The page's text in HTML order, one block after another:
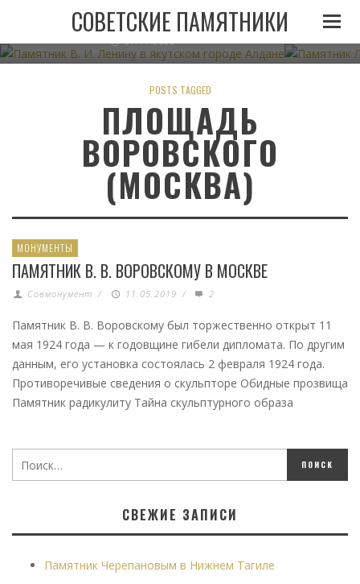
СОВЕТСКИЕ ПАМЯТНИКИ
ПАМЯТНИК В. И. ЛЕНИНУ В ЯКУТСКОМ ГОРОДЕ
АЛДАНЕ
07.11.2022
POSTS TAGGED
ПЛОЩАДЬ
ВОРОВСКОГО
(МОСКВА)
МОНУМЕНТЫ
ПАМЯТНИК В. В. ВОРОВСКОМУ В МОСКВЕ
Совмонумент / 11.05.2019 / 2
Памятник В. В. Воровскому был торжественно открыт 11
мая 1924 года — к годовщине гибели дипломата. По другим
данным, его установка состоялась 2 февраля 1924 года.
Противоречивые сведения о скульпторе Обидные прозвища
Памятник радикулиту Тайна скульптурного образа
СВЕЖИЕ ЗАПИСИ
Памятник Черепановым в Нижнем Тагиле